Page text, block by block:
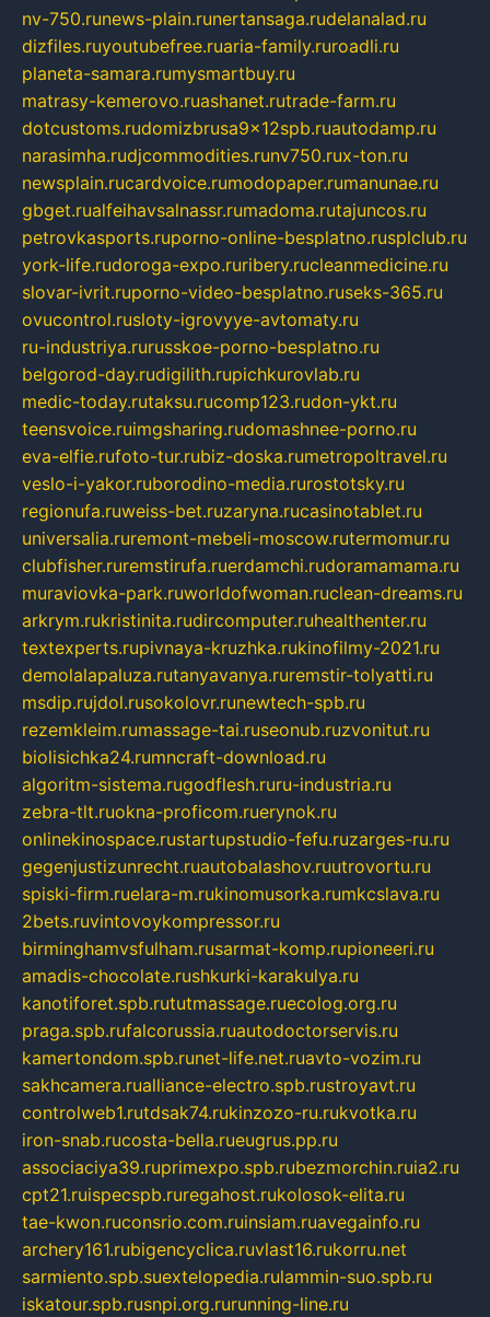
nv-750.runews-plain.runertansaga.rudelanalad.ru
dizfiles.ruyoutubefree.ruaria-family.ruroadli.ru
planeta-samara.rumysmartbuy.ru
matrasy-kemerovo.ruashanet.rutrade-farm.ru
dotcustoms.rudomizbrusa9x12spb.ruautodamp.ru
narasimha.rudjcommodities.runv750.rux-ton.ru
newsplain.rucardvoice.rumodopaper.rumanunae.ru
gbget.rualfeihavsalnassr.rumadoma.rutajuncos.ru
petrovkasports.ruporno-online-besplatno.rusplclub.ru
york-life.rudoroga-expo.ruribery.rucleanmedicine.ru
slovar-ivrit.ruporno-video-besplatno.ruseks-365.ru
ovucontrol.rusloty-igrovyye-avtomaty.ru
ru-industriya.rurusskoe-porno-besplatno.ru
belgorod-day.rudigilith.rupichkurovlab.ru
medic-today.rutaksu.rucomp123.rudon-ykt.ru
teensvoice.ruimgsharing.rudomashnee-porno.ru
eva-elfie.rufoto-tur.rubiz-doska.rumetropoltravel.ru
veslo-i-yakor.ruborodino-media.rurostotsky.ru
regionufa.ruweiss-bet.ruzaryna.rucasinotablet.ru
universalia.ruremont-mebeli-moscow.rutermomur.ru
clubfisher.ruremstirufa.ruerdamchi.rudoramamama.ru
muraviovka-park.ruworldofwoman.ruclean-dreams.ru
arkrym.rukristinita.rudircomputer.ruhealthenter.ru
textexperts.rupivnaya-kruzhka.rukinofilmy-2021.ru
demolalapaluza.rutanyavanya.ruremstir-tolyatti.ru
msdip.rujdol.rusokolovr.runewtech-spb.ru
rezemkleim.rumassage-tai.ruseonub.ruzvonitut.ru
biolisichka24.rumncraft-download.ru
algoritm-sistema.rugodflesh.ruru-industria.ru
zebra-tlt.ruokna-proficom.ruerynok.ru
onlinekinospace.rustartupstudio-fefu.ruzarges-ru.ru
gegenjustizunrecht.ruautobalashov.ruutrovortu.ru
spiski-firm.ruelara-m.rukinomusorka.rumkcslava.ru
2bets.ruvintovoykompressor.ru
birminghamvsfulham.rusarmat-komp.rupioneeri.ru
amadis-chocolate.rushkurki-karakulya.ru
kanotiforet.spb.rututmassage.ruecolog.org.ru
praga.spb.rufalcorussia.ruautodoctorservis.ru
kamertondom.spb.runet-life.net.ruavto-vozim.ru
sakhcamera.rualliance-electro.spb.rustroyavt.ru
controlweb1.rutdsak74.rukinzozo-ru.rukvotka.ru
iron-snab.rucosta-bella.rueugrus.pp.ru
associaciya39.ruprimexpo.spb.rubezmorchin.ruia2.ru
cpt21.ruispecspb.ruregahost.rukolosok-elita.ru
tae-kwon.ruconsrio.com.ruinsiam.ruavegainfo.ru
archery161.rubigencyclica.ruvlast16.rukorru.net
sarmiento.spb.suextelopedia.rulammin-suo.spb.ru
iskatour.spb.rusnpi.org.rurunning-line.ru